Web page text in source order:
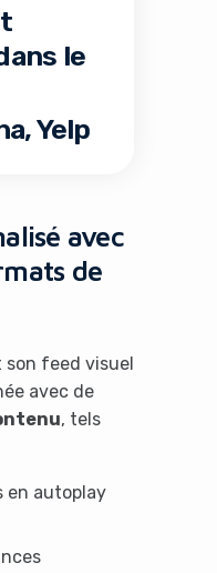
le
Yelp
avec
de
son feed visuel
avec de
, tels
en autoplay